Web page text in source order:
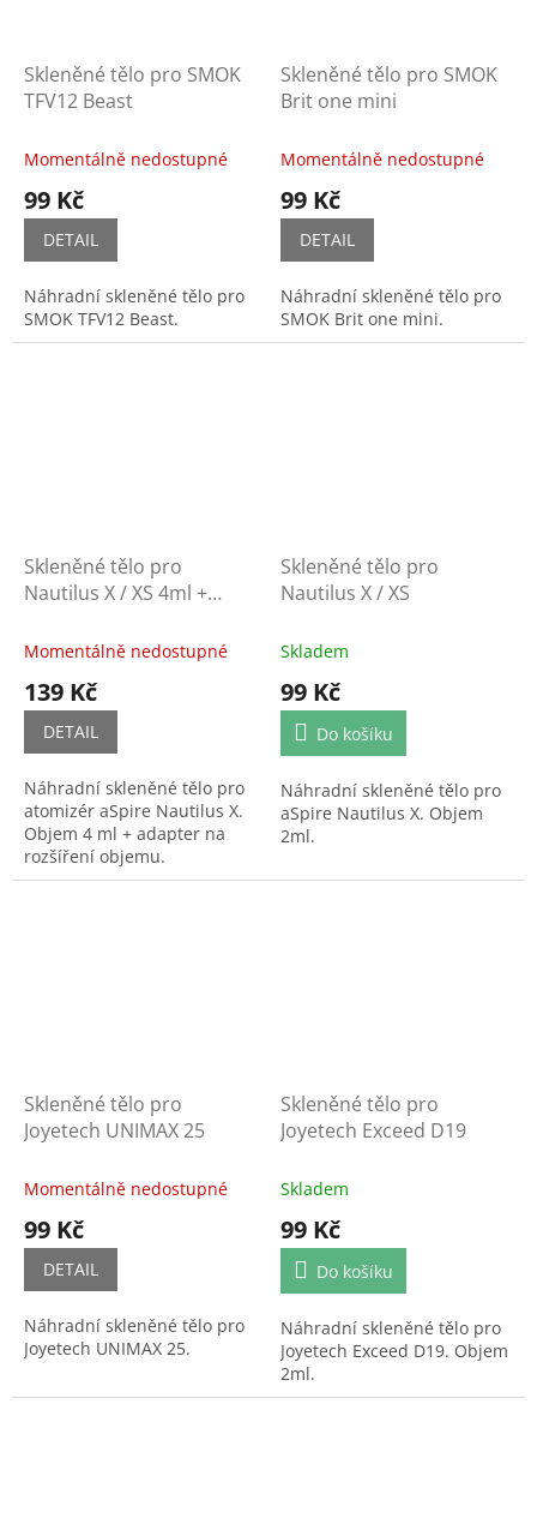
Skleněné tělo pro SMOK
TFV12 Beast
Momentálně nedostupné
99 Kč
DETAIL
Náhradní skleněné tělo pro
SMOK TFV12 Beast.
Skleněné tělo pro SMOK
Brit one mini
Momentálně nedostupné
99 Kč
DETAIL
Náhradní skleněné tělo pro
SMOK Brit one mini.
Skleněné tělo pro
Nautilus X / XS 4ml +
Momentálně nedostupné
139 Kč
DETAIL
Náhradní skleněné tělo pro
atomizér aSpire Nautilus X.
Objem 4 ml + adapter na
rozšíření objemu.
Skleněné tělo pro
Nautilus X / XS
Skladem
99 Kč
Do košíku
Náhradní skleněné tělo pro
aSpire Nautilus X. Objem
2ml.
Skleněné tělo pro
Joyetech UNIMAX 25
Momentálně nedostupné
99 Kč
DETAIL
Náhradní skleněné tělo pro
Joyetech UNIMAX 25.
Skleněné tělo pro
Joyetech Exceed D19
Skladem
99 Kč
Do košíku
Náhradní skleněné tělo pro
Joyetech Exceed D19. Objem
2ml.